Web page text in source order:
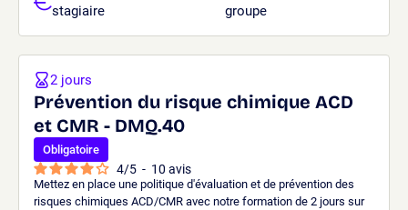
stagiaire
groupe
Prévention du risque chimique ACD
et CMR - DMQ.40
Obligatoire
4/5 - 10 avis
Mettez en place une politique d'évaluation et de prévention des
risques chimiques ACD/CMR avec notre formation de 2 jours sur
2 jours